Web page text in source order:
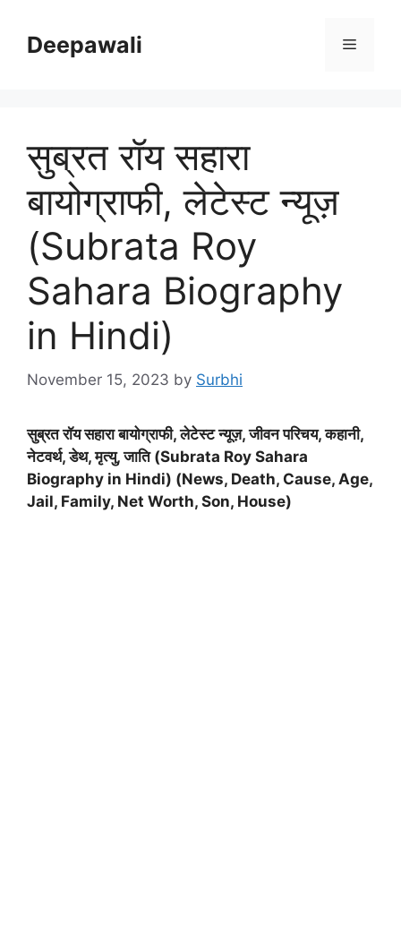
contentDeepawali Menu
सुब्रत रॉय सहारा
बायोग्राफी, लेटेस्ट न्यूज़
(Subrata Roy
Sahara Biography
in Hindi)
November 15, 2023 by Surbhi
सुब्रत रॉय सहारा बायोग्राफी, लेटेस्ट न्यूज़, जीवन परिचय, कहानी,
नेटवर्थ, डेथ, मृत्यु, जाति (Subrata Roy Sahara
Biography in Hindi) (News, Death, Cause, Age,
Jail, Family, Net Worth, Son, House)